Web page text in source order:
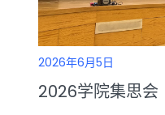
2026年6月5日
2026学院集思会